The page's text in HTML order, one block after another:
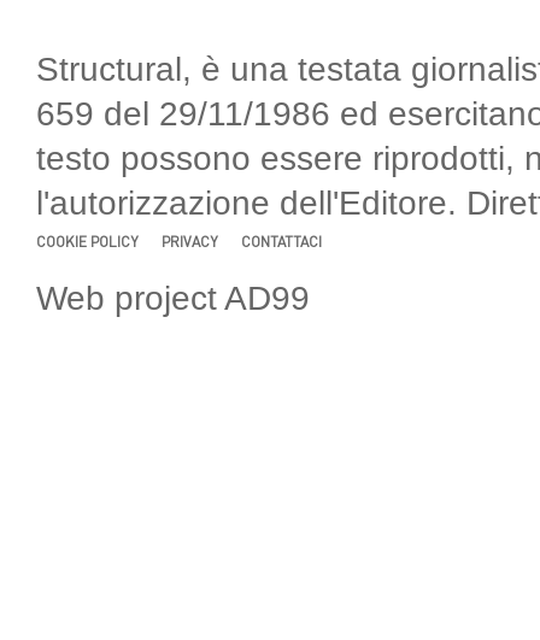
Structural, è una testata
659 del 29/11/1986 ed
testo possono essere riprodotti,
l'autorizzazione dell'Editore.
COOKIE POLICY PRIVACY CONTATTACI
Web project AD99